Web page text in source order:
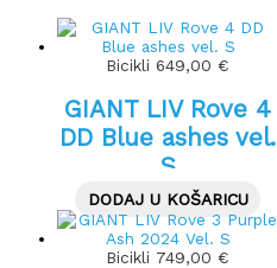
Bicikli 649,00 €
GIANT LIV Rove 4
DD Blue ashes vel.
S
DODAJ U KOŠARICU
Bicikli 749,00 €